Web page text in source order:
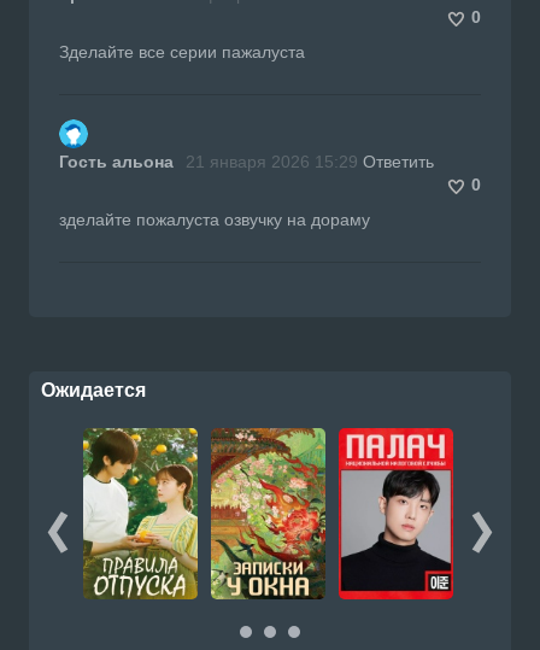
0
Зделайте все серии пажалуста
Гость альона 21 января 2026 15:29 Ответить
0
зделайте пожалуста озвучку на дораму
Ожидается